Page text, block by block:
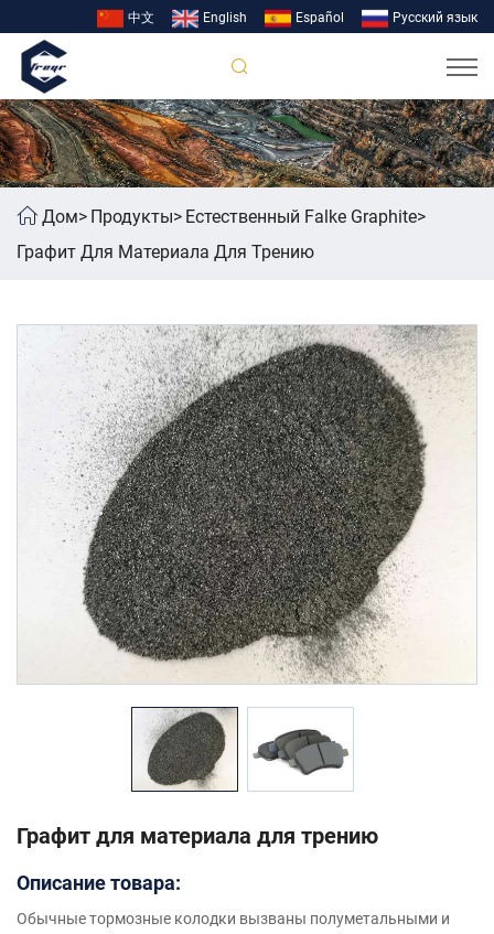
中文 English Español Pусский язык
Дом Продукты
Естественный Falke Graphite
Графит Для Материала Для Трению
Графит для материала для трению
Описание товара:
Обычные тормозные колодки вызваны полуметальными и